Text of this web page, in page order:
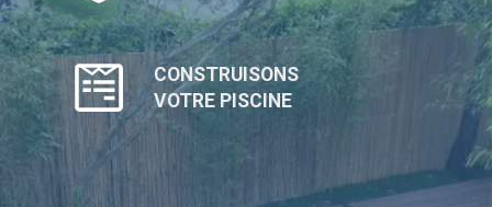
CONSTRUISONS
VOTRE PISCINE